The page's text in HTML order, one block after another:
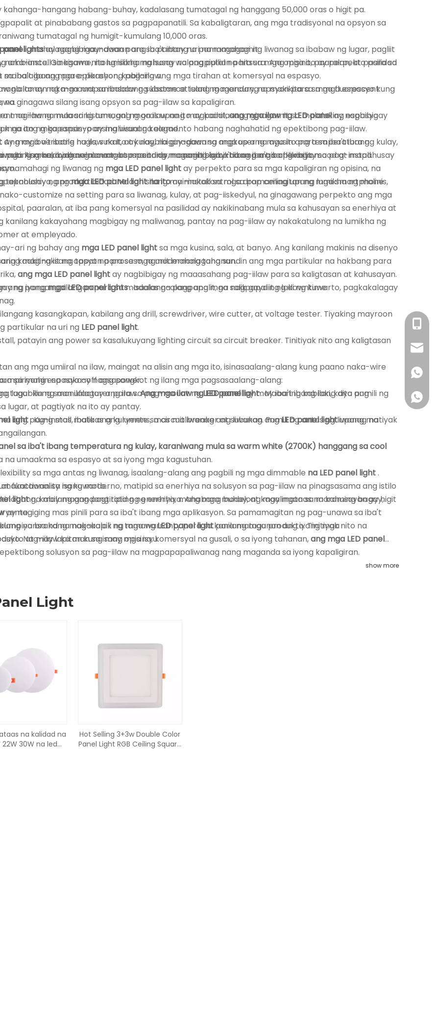
kahanga-hangang habang-buhay, kadalasang tumatagal ng hanggang 50,000 oras o higit pa.
at pinababang gastos sa pagpapanatili. Sa kabaligtaran, ang mga tradisyonal na opsyon sa
tumatagal ng humigit-kumulang 10,000 oras.
panel lightsay nagbibigay-daan para sa pantay na pamamahagi ng liwanag sa ibabaw ng lugar, pagliit
ambiance. Ginagawa nitong isang mahusay na pagpipilian para sa mga opisina, paaralan, at pasilidad
mahalaga ang pare-parehong pag-iilaw.
naglalaman ng mga mapaminsalang substance tulad ng mercury, na makikita sa mga fluorescent
ginagawa silang isang opsyon sa pag-iilaw sa kapaligiran.
na ilaw na maaaring tumagal ng oras upang magpainit,ang mga ilaw ng LED panelay nagbibigay
na ang mga espasyo ay maliwanag kaagad.
ay may iba't ibang hugis, sukat, at kulay, na ginagawang angkop ang mga ito para sa iba't ibang
mga kisame, ibabaw-mount, o suspendido, na nagbibigay-daan para sa flexibility sa pag-install.
panel, mahalagang maunawaan ang iba't ibang uri na magagamit:
naka-install sa kisame, na lumilikha ng isang walang putol na hitsura. Ang mga ito ay perpekto para sa
iba't ibang mga aplikasyon, kabilang ang mga tirahan at komersyal na espasyo.
na ito ay naka-mount sa ibabaw ng kisame at isang magandang opsyon para sa mga espasyo kung
mag-hang mula sa kisame, ang mga ilaw na ito ay kadalasang ginagamit sa malalaking espasyo
mga ito ng kapansin-pansing visual na elemento habang naghahatid ng epektibong pag-iilaw.
: Ang mga versatile na ilaw na ito ay nagbibigay-daan sa mga user na ayusin ang temperatura ng kulay,
puti. Ang kakayahang umangkop na ito ay maaaring lumikha ng iba't ibang mga mood at mapahusay
teknolohiya, angmga LED panel light na itoay makokontrol sa pamamagitan ng mga smartphone
customize na setting para sa liwanag, kulay, at pag-iiskedyul, na ginagawang perpekto ang mga
maraming nalalaman at maaaring magamit sa iba't ibang mga aplikasyon:
ng liwanag ng mga LED panel lightay perpekto para sa mga kapaligiran ng opisina, na
ng produktibidad. Maaari silang mai-install sa mga drop ceiling upang lumikha ng malinis,
paaralan, at iba pang komersyal na pasilidad ay nakikinabang mula sa kahusayan sa enerhiya at
kanilang kakayahang magbigay ng maliwanag, pantay na pag-iilaw ay nakakatulong na lumikha ng
at empleyado.
ari ng bahay ang mga LED panel lightsa mga kusina, sala, at banyo. Ang kanilang makinis na disenyo
kaakit-akit na opsyon para sa mga modernong tahanan.
ang mga LED panel lightay nagbibigay ng maaasahang pag-iilaw para sa kaligtasan at kahusayan.
ang pangangailangan para sa madalas na pagpapalit, na nagpapaliit ng downtime.
maging isang tapat na proseso, ngunit mahalagang sundin ang mga partikular na hakbang para
ng iyongmga LED panel lights. Isaalang-alang ang mga salik gaya ng laki ng kuwarto, pagkakalagay
kasangkapan, kabilang ang drill, screwdriver, wire cutter, at voltage tester. Tiyaking mayroon
partikular na uri ng LED panel light.
patayin ang power sa kasalukuyang lighting circuit sa circuit breaker. Tinitiyak nito ang kaligtasan
ang mga umiiral na ilaw, maingat na alisin ang mga ito, isinasaalang-alang kung paano naka-wire
na naka-off ang power.
tagubilin ng manufacturer para sa pag-mount ngLED panel light. Maaaring kabilang dito ang
lugar, at pagtiyak na ito ay pantay.
ang pag-install, ibalik ang kuryente sa circuit breaker at subukan angLED panel lightupang matiyak
sa iyong espasyo ay nagsasangkot ng ilang mga pagsasaalang-alang:
lugar kung saan ilalagay ang ilaw.Ang mga ilaw ng LED panelay may iba't ibang laki, kaya pumili ng
light. Kung mas mataas ang lumens, mas maliwanag ang liwanag. Pumili ng antas ng liwanag na
sa iba't ibang temperatura ng kulay, karaniwang mula sa warm white (2700K) hanggang sa cool
umaakma sa espasyo at sa iyong mga kagustuhan.
sa mga antas ng liwanag, isaalang-alang ang pagbili ng mga dimmable na LED panel light.
functionality ng kuwarto.
lightna may magandang rating ng enerhiya. Ang mga modelong may mataas na kahusayan ay higit
na brand na nag-aalok ng mga warranty para sa kanilang mga produkto. Tinitiyak nito na
at may lapitan kung may mga isyu.
sa isang moderno, matipid sa enerhiya na solusyon sa pag-iilaw na pinagsasama ang istilo
kabilang ang pagtitipid ng enerhiya, mahabang buhay, at kagalingan sa maraming bagay,
ay nagiging mas pinili para sa iba't ibang mga aplikasyon. Sa pamamagitan ng pag-unawa sa iba't
kang makakapili ng tamangLED panel lightpara matugunan ang iyong mga
Nag-iilaw ka man sa isang opisina, komersyal na gusali, o sa iyong tahanan,ang mga LED panel
solusyon sa pag-iilaw na magpapapaliwanag nang maganda sa iyong kapaligiran.
show more
Light
na kalidad na
22W 30W na led
Hot Selling 3+3w Double Color
Panel Light RGB Ceiling Square
+86-
+86